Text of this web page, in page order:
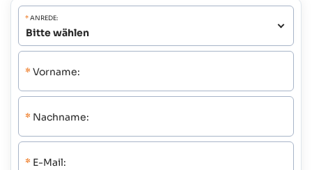
*ANREDE:
* Vorname:
* Nachname:
* E-Mail: